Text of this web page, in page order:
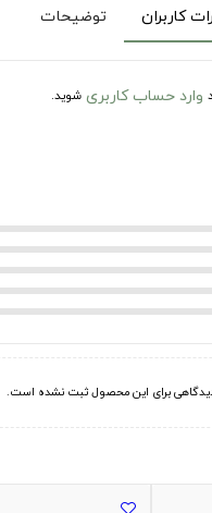
کاربران توضیحات
وارد حساب کاربری شوید.
برای این محصول ثبت نشده است.